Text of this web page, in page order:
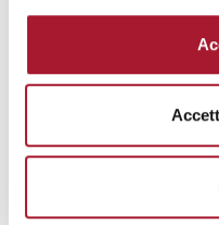
POSSO RIVOLGERMI?
NON SONO
PROVINCIA E DEVO
O MESSA ALLA